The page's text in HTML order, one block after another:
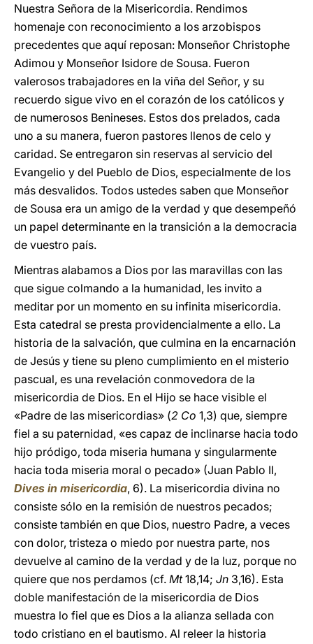
Nuestra Señora de la Misericordia. Rendimos
homenaje con reconocimiento a los arzobispos
precedentes que aquí reposan: Monseñor Christophe
Adimou y Monseñor Isidore de Sousa. Fueron
valerosos trabajadores en la viña del Señor, y su
recuerdo sigue vivo en el corazón de los católicos y
de numerosos Benineses. Estos dos prelados, cada
uno a su manera, fueron pastores llenos de celo y
caridad. Se entregaron sin reservas al servicio del
Evangelio y del Pueblo de Dios, especialmente de los
más desvalidos. Todos ustedes saben que Monseñor
de Sousa era un amigo de la verdad y que desempeñó
un papel determinante en la transición a la democracia
de vuestro país.
Mientras alabamos a Dios por las maravillas con las
que sigue colmando a la humanidad, les invito a
meditar por un momento en su infinita misericordia.
Esta catedral se presta providencialmente a ello. La
historia de la salvación, que culmina en la encarnación
de Jesús y tiene su pleno cumplimiento en el misterio
pascual, es una revelación conmovedora de la
misericordia de Dios. En el Hijo se hace visible el
«Padre de las misericordias» (2 Co 1,3) que, siempre
fiel a su paternidad, «es capaz de inclinarse hacia todo
hijo pródigo, toda miseria humana y singularmente
hacia toda miseria moral o pecado» (Juan Pablo II,
Dives in misericordia, 6). La misericordia divina no
consiste sólo en la remisión de nuestros pecados;
consiste también en que Dios, nuestro Padre, a veces
con dolor, tristeza o miedo por nuestra parte, nos
devuelve al camino de la verdad y de la luz, porque no
quiere que nos perdamos (cf. Mt18,14; Jn 3,16). Esta
doble manifestación de la misericordia de Dios
muestra lo fiel que es Dios a la alianza sellada con
todo cristiano en el bautismo. Al releer la historia